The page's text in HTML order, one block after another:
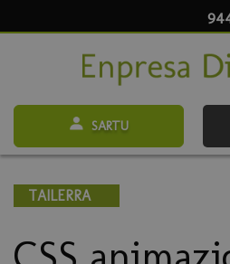
SARTU
TAILERRA